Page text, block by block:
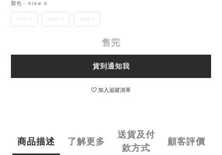
顏色 : Size S
Size S Size M Size L
售完
貨到通知我
加入追蹤清單
商品描述 了解更多
送貨及付
款方式
顧客評價